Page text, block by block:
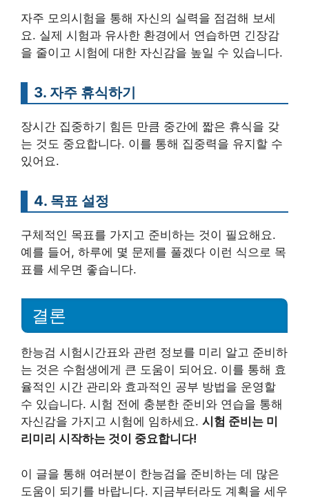
자주 모의시험을 통해 자신의 실력을 점검해 보세
요. 실제 시험과 유사한 환경에서 연습하면 긴장감
을 줄이고 시험에 대한 자신감을 높일 수 있습니다.
3. 자주 휴식하기
장시간 집중하기 힘든 만큼 중간에 짧은 휴식을 갖
는 것도 중요합니다. 이를 통해 집중력을 유지할 수
있어요.
4. 목표 설정
구체적인 목표를 가지고 준비하는 것이 필요해요.
예를 들어, 하루에 몇 문제를 풀겠다 이런 식으로 목
표를 세우면 좋습니다.
결론
한능검 시험시간표와 관련 정보를 미리 알고 준비하
는 것은 수험생에게 큰 도움이 되어요. 이를 통해 효
율적인 시간 관리와 효과적인 공부 방법을 운영할
수 있습니다. 시험 전에 충분한 준비와 연습을 통해
자신감을 가지고 시험에 임하세요. 시험 준비는 미
리미리 시작하는 것이 중요합니다!
이 글을 통해 여러분이 한능검을 준비하는 데 많은
도움이 되기를 바랍니다. 지금부터라도 계획을 세우